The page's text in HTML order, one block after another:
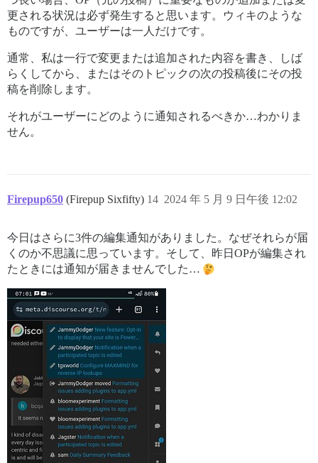
更される状況は必ず発生すると思います。ウィキのような
ものですが、ユーザーは一人だけです。
通常、私は一行で変更または追加された内容を書き、しば
らくしてから、またはそのトピックの次の投稿後にその投
稿を削除します。
それがユーザーにどのように通知されるべきか…わかりま
せん。
Firepup650 (Firepup Sixfifty) 2024 年 5 月 9 日午後 12:02
14
今日はさらに3件の編集通知がありました。なぜそれらが届
くのか不思議に思っています。そして、昨日OPが編集され
たときには通知が届きませんでした…